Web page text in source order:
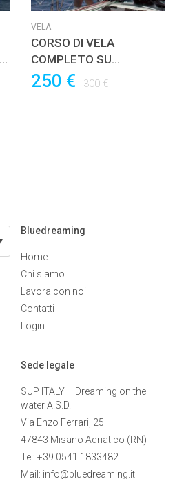
VELA
CORSO DI VELA
COMPLETO SU
CABINATO D’ALTURA
250 € 300 €
Bluedreaming
Home
Chi siamo
Lavora con noi
Contatti
Login
Sede legale
SUP ITALY – Dreaming on the
water A.S.D.
Via Enzo Ferrari, 25
47843 Misano Adriatico (RN)
Tel: +39 0541 1833482
Mail: info@bluedreaming.it